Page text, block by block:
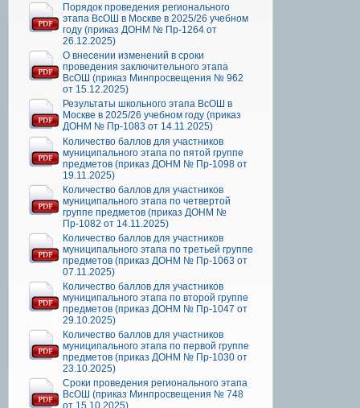
Порядок проведения регионального
этапа ВсОШ в Москве в 2025/26 учебном
году (приказ ДОНМ № Пр-1264 от
26.12.2025)
О внесении изменений в сроки
проведения заключительного этапа
ВсОШ (приказ Минпросвещения № 962
от 15.12.2025)
Результаты школьного этапа ВсОШ в
Москве в 2025/26 учебном году (приказ
ДОНМ № Пр-1083 от 14.11.2025)
Количество баллов для участников
муниципального этапа по пятой группе
предметов (приказ ДОНМ № Пр-1098 от
19.11.2025)
Количество баллов для участников
муниципального этапа по четвертой
группе предметов (приказ ДОНМ №
Пр-1082 от 14.11.2025)
Количество баллов для участников
муниципального этапа по третьей группе
предметов (приказ ДОНМ № Пр-1063 от
07.11.2025)
Количество баллов для участников
муниципального этапа по второй группе
предметов (приказ ДОНМ № Пр-1047 от
29.10.2025)
Количество баллов для участников
муниципального этапа по первой группе
предметов (приказ ДОНМ № Пр-1030 от
23.10.2025)
Сроки проведения регионального этапа
ВсОШ (приказ Минпросвещения № 748
от 15.10.2025)